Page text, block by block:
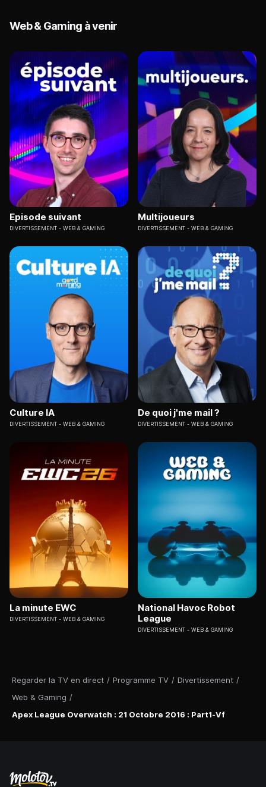
Regarder la TV en direct / Programme TV / Divertissement /
Web & Gaming /
Apex League Overwatch : 21 Octobre 2016 : Part1-Vf
Web & Gaming à venir
Episode suivant
DIVERTISSEMENT WEB & GAMING
Multijoueurs
DIVERTISSEMENT WEB & GAMING
Culture IA
DIVERTISSEMENT WEB & GAMING
De quoi j'me mail ?
DIVERTISSEMENT WEB & GAMING
La minute EWC
DIVERTISSEMENT WEB & GAMING
National Havoc Robot
League
DIVERTISSEMENT WEB & GAMING